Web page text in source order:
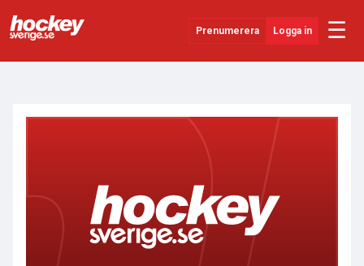
Prenumerera Logga in ☰